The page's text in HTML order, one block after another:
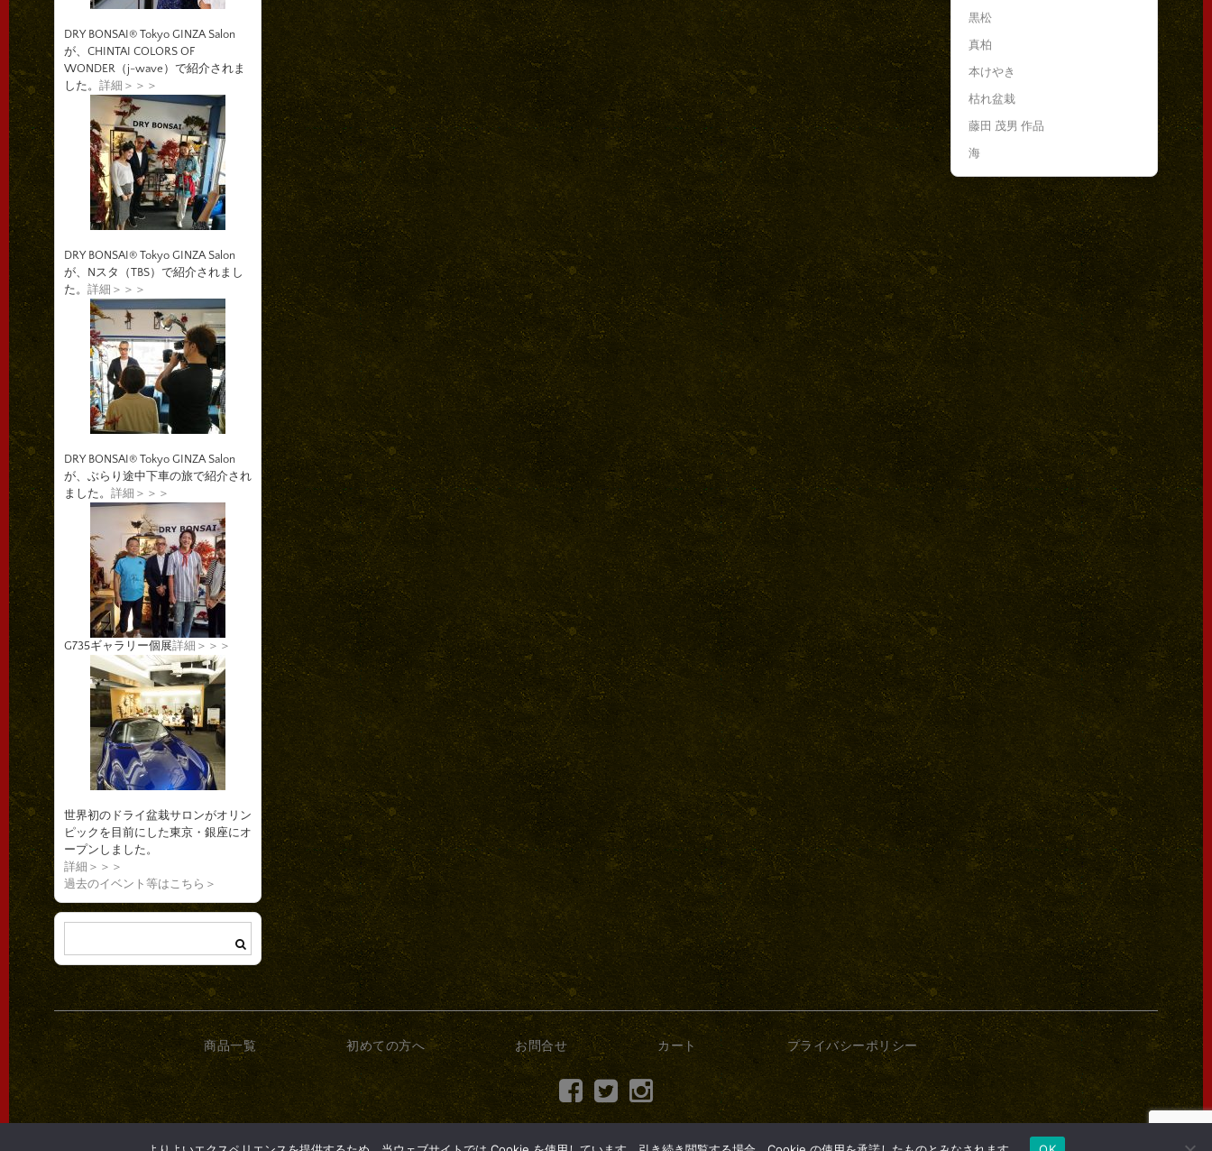
黒松
真柏
本けやき
枯れ盆栽
藤田 茂男 作品
海
DRY BONSAI® Tokyo GINZA Salon
が、CHINTAI COLORS OF
WONDER（j-wave）で紹介されま
した。 詳細＞＞＞
DRY BONSAI® Tokyo GINZA Salon
が、Nスタ（TBS）で紹介されまし
た。 詳細＞＞＞
DRY BONSAI® Tokyo GINZA Salon
が、ぶらり途中下車の旅で紹介され
ました。 詳細＞＞＞
G735ギャラリー個展詳細＞＞＞
世界初のドライ盆栽サロンがオリン
ピックを目前にした東京・銀座にオ
ープンしました。
詳細＞＞＞
過去のイベント等はこちら＞
商品一覧 初めての方へ お問合せ カート プライバシーポリシー